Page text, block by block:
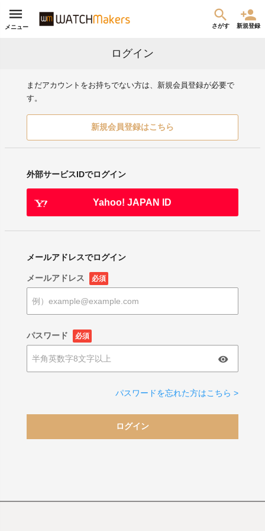
メニュー さがす 新規登録
ログイン
まだアカウントをお持ちでない方は、新規会員登録が必要で
す。
新規会員登録はこちら
外部サービスIDでログイン
Yahoo! JAPAN ID
メールアドレスでログイン
メールアドレス 必須
パスワード 必須
パスワードを忘れた方はこちら >
ログイン